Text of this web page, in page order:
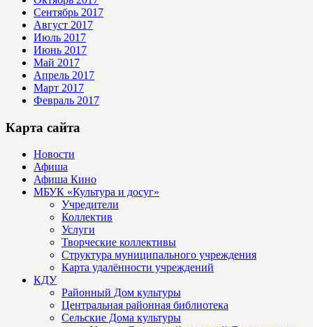
Сентябрь 2017
Август 2017
Июль 2017
Июнь 2017
Май 2017
Апрель 2017
Март 2017
Февраль 2017
Карта сайта
Новости
Афиша
Афиша Кино
МБУК «Культура и досуг»
Учредители
Коллектив
Услуги
Творческие коллективы
Структура муниципального учреждения
Карта удалённости учреждений
КДУ
Районный Дом культуры
Центральная районная библиотека
Сельские Дома культуры